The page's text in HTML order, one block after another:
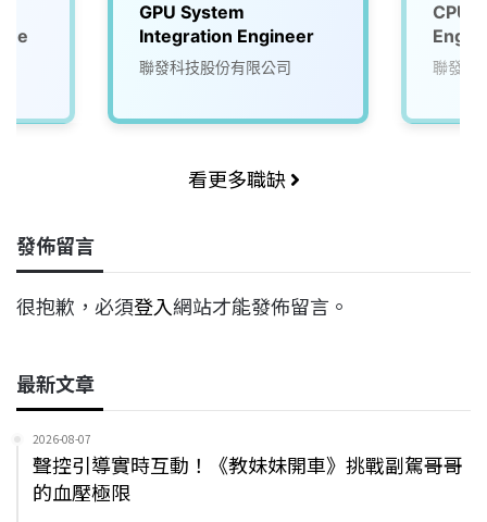
GPU System
Integration Engineer
聯發科技股份有限公司
CPU/
聯發科
看更多職缺
發佈留言
很抱歉，必須登入網站才能發佈留言。
最新文章
2026-08-07
聲控引導實時互動！《教妹妹開車》挑戰副駕哥哥
的血壓極限